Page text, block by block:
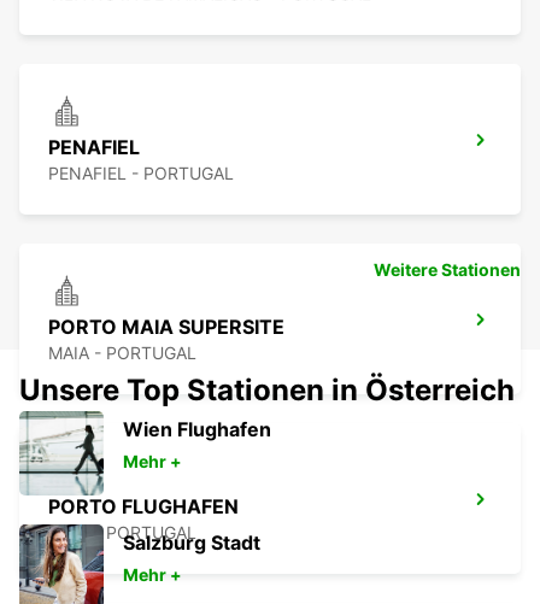
PENAFIEL
PENAFIEL - PORTUGAL
PORTO MAIA SUPERSITE
MAIA - PORTUGAL
PORTO FLUGHAFEN
MAIA - PORTUGAL
Weitere Stationen
Unsere Top Stationen in Österreich
Wien Flughafen
Mehr +
Salzburg Stadt
Mehr +